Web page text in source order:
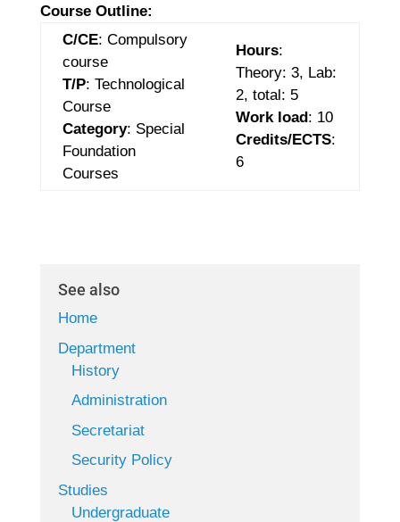
Course Outline:
C/CE: Compulsory
course
T/P: Technological
Course
Category: Special
Foundation
Courses
Hours:
Theory: 3, Lab:
2, total: 5
Work load: 10
Credits/ECTS:
6
See also
Home
Department
History
Administration
Secretariat
Security Policy
Studies
Undergraduate